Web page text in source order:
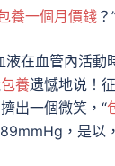
養一個月價錢
液在血管內活動
包養遗憾地说！
出一個微笑，“
，是以